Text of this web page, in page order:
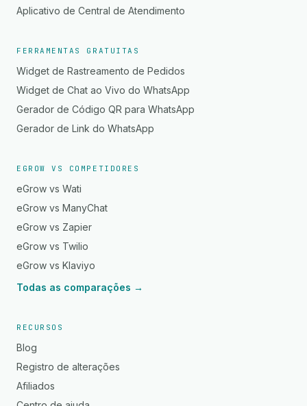
Aplicativo de Central de Atendimento
FERRAMENTAS GRATUITAS
Widget de Rastreamento de Pedidos
Widget de Chat ao Vivo do WhatsApp
Gerador de Código QR para WhatsApp
Gerador de Link do WhatsApp
EGROW VS COMPETIDORES
eGrow vs Wati
eGrow vs ManyChat
eGrow vs Zapier
eGrow vs Twilio
eGrow vs Klaviyo
Todas as comparações →
RECURSOS
Blog
Registro de alterações
Afiliados